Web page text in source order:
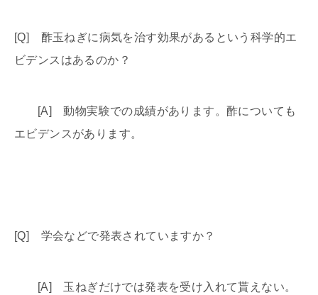
[Q] 酢玉ねぎに病気を治す効果があるという科学的エ
ビデンスはあるのか？
[A] 動物実験での成績があります。酢についても
エビデンスがあります。
[Q] 学会などで発表されていますか？
[A] 玉ねぎだけでは発表を受け入れて貰えない。